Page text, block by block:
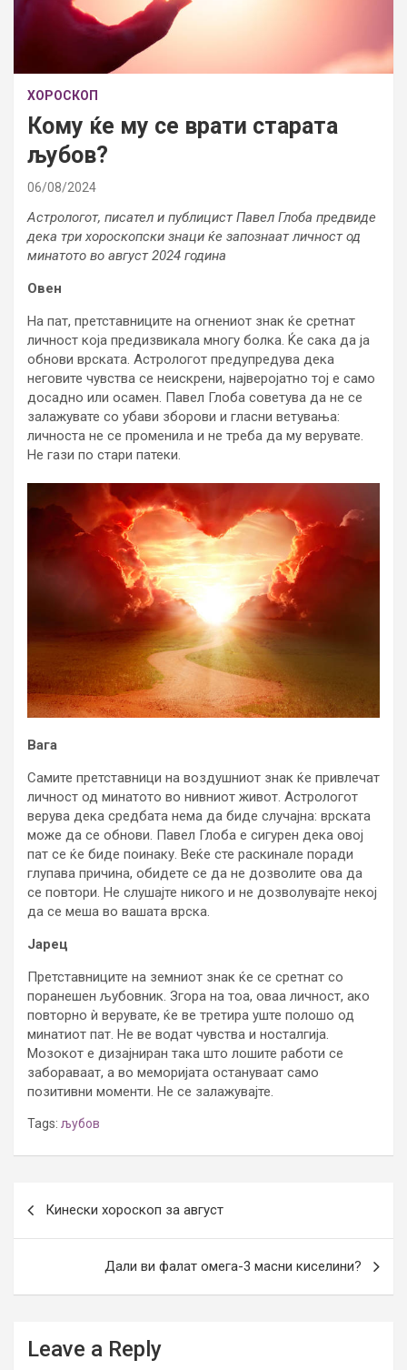
ХОРОСКОП
Кому ќе му се врати старата
љубов?
06/08/2024
Астрологот, писател и публицист Павел Глоба предвиде
дека три хороскопски знаци ќе запознаат личност од
минатото во август 2024 година
Овен
На пат, претставниците на огнениот знак ќе сретнат
личност која предизвикала многу болка. Ќе сака да ја
обнови врската. Астрологот предупредува дека
неговите чувства се неискрени, најверојатно тој е само
досадно или осамен. Павел Глоба советува да не се
залажувате со убави зборови и гласни ветувања:
личноста не се променила и не треба да му верувате.
Не гази по стари патеки.
Вага
Самите претставници на воздушниот знак ќе привлечат
личност од минатото во нивниот живот. Астрологот
верува дека средбата нема да биде случајна: врската
може да се обнови. Павел Глоба е сигурен дека овој
пат се ќе биде поинаку. Веќе сте раскинале поради
глупава причина, обидете се да не дозволите ова да
се повтори. Не слушајте никого и не дозволувајте некој
да се меша во вашата врска.
Јарец
Претставниците на земниот знак ќе се сретнат со
поранешен љубовник. Згора на тоа, оваа личност, ако
повторно ѝ верувате, ќе ве третира уште полошо од
минатиот пат. Не ве водат чувства и носталгија.
Мозокот е дизајниран така што лошите работи се
забораваат, а во меморијата остануваат само
позитивни моменти. Не се залажувајте.
Tags: љубов
navigation
Кинески хороскоп за август
Дали ви фалат омега-3 масни киселини?
Leave a Reply